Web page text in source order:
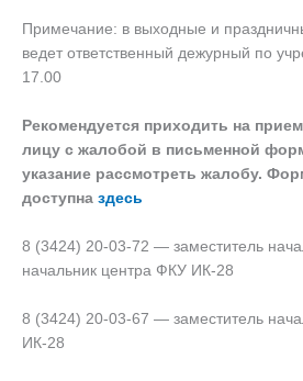
Примечание: в выходные и
ведет ответственный дежурный по
17.00
Рекомендуется приходить на
лицу с жалобой в письменной
указание рассмотреть жалобу.
доступна здесь
8 (3424) 20-03-72 — заместитель
начальник центра ФКУ ИК-28
8 (3424) 20-03-67 — заместитель
ИК-28